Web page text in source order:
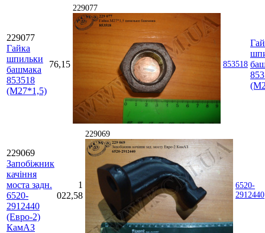
229077
Гайка
шпильки
башмака
853518
(М27*1,5)
76,15
229077
853518
229069
Запобіжник
качіння
моста задн.
6520-
2912440
(Евро-2)
КамАЗ
1
022,58
229069
6520-
2912440